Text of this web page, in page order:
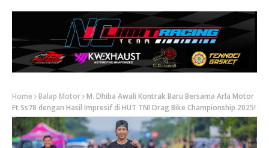
Home Balap Motor M. Dhiba Awali Kontrak Baru Bersama Arla Motor
Ft Ss78 dengan Hasil Impresif di HUT TNI Drag Bike Championship 2025!